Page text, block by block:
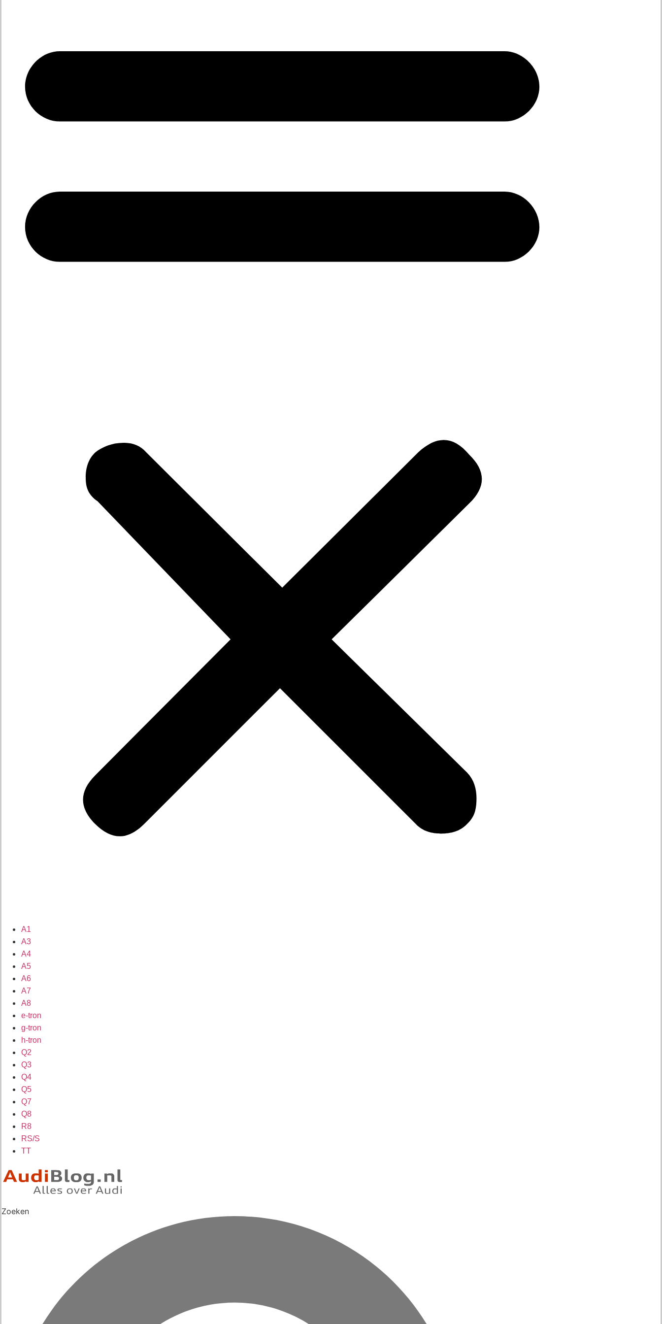
A1
A3
A4
A5
A6
A7
A8
e-tron
g-tron
h-tron
Q2
Q3
Q4
Q5
Q7
Q8
R8
RS/S
TT
Zoeken